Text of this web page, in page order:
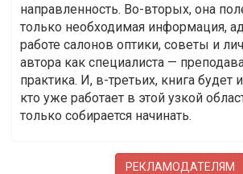
направленность. Во-вторых, она
только необходимая информация,
работе салонов оптики, советы и
автора как специалиста —
практика. И, в-третьих, книга будет
кто уже работает в этой узкой
только собирается начинать.
РЕКЛАМОДАТЕЛЯМ